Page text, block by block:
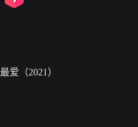
最爱（2021）